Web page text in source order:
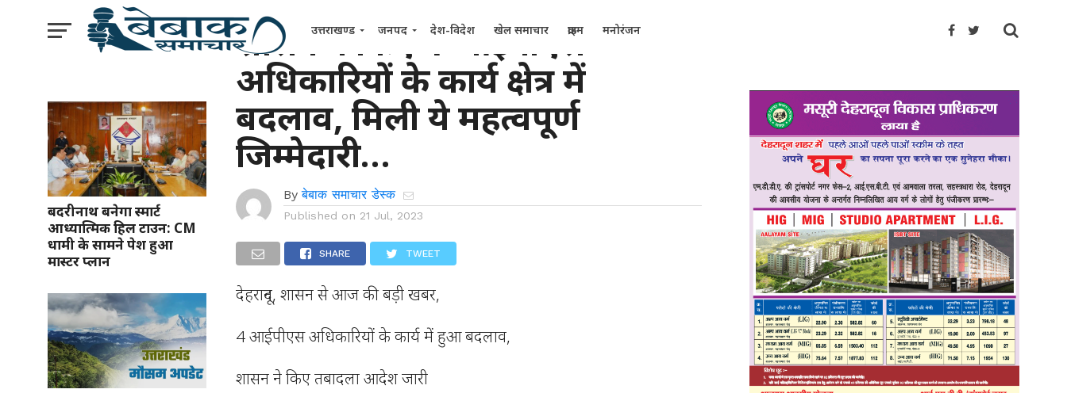
उत्तराखण्ड जनपद देश-विदेश खेल समाचार क्राइम मनोरंजन
बदरीनाथ बनेगा स्मार्ट
आध्यात्मिक हिल टाउन: CM
धामी के सामने पेश हुआ
मास्टर प्लान
शासन ने किए 4 आईपीएस
अधिकारियों के कार्य क्षेत्र में
बदलाव, मिली ये महत्वपूर्ण
जिम्मेदारी…
By बेबाक समाचार डेस्क
Published on 21 Jul, 2023
SHARE TWEET
देहरादून, शासन से आज की बड़ी खबर,
4 आईपीएस अधिकारियों के कार्य में हुआ बदलाव,
शासन ने किए तबादला आदेश जारी